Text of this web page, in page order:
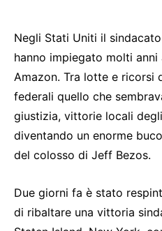
Negli Stati Uniti il
hanno impiegato molti
Amazon. Tra lotte e ricorsi
federali quello che
giustizia, vittorie locali
diventando un enorme
del colosso di Jeff Bezos.
Due giorni fa è stato
di ribaltare una vittoria